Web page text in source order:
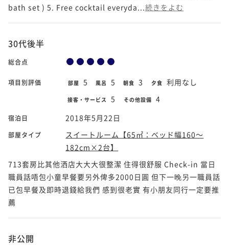
bath set ) 5. Free cocktail everyda... 続きをよむ
30代後半
総合点
項目別評価 部屋 5 風呂 5 朝食 3 夕食 利用なし
接客・サービス 5 その他設備 4
宿泊日 2018年5月22日
部屋タイプ
スイートルーム【65㎡：ベッド幅160～
182cm×2台】
713套房比其他洒店大大大很整潔 住得很舒服 Check-in 當日
職員話唔包小童早餐要另外俾多2000日圓 但下一晚另一職員話
已包早餐及即時退錢給我們 感到很老實 有小朋友同行一定要推
薦
非公開